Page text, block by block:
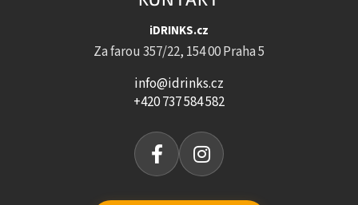
iDRINKS.cz
Za farou 357/22, 154 00 Praha 5
info@idrinks.cz
+420 737 584 582